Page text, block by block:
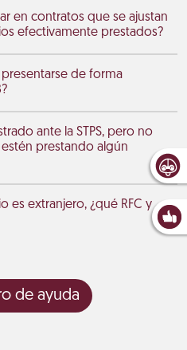
en contratos que se ajustan
efectivamente prestados?
de forma
ante la STPS, pero no
prestando algún
es extranjero, ¿qué RFC y
de ayuda